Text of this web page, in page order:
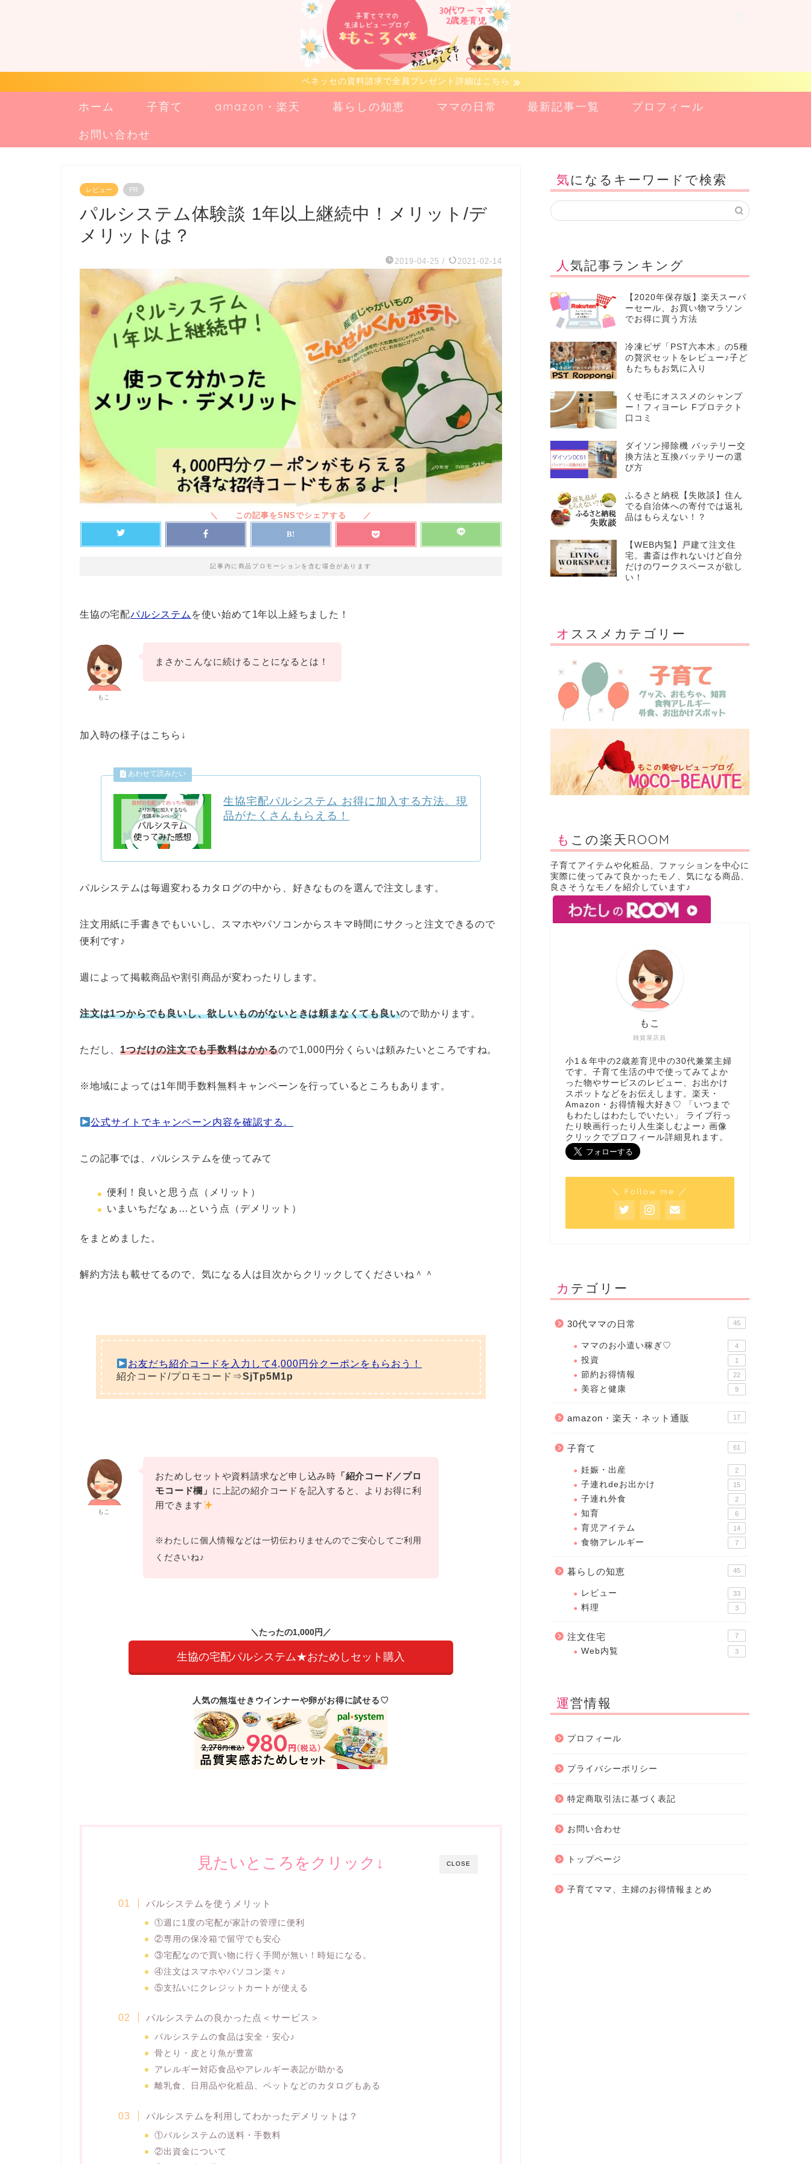
ベネッセの資料請求で全員プレゼント詳細はこちら
ホーム 子育て amazon・楽天 暮らしの知恵 ママの日常 最新記事一覧
プロフィール
お問い合わせ
レビュー PR
パルシステム体験談 1年以上継続中！メリット/デ
メリットは？
2019-04-25 / 2021-02-14
記事内に商品プロモーションを含む場合があります
生協の宅配パルシステム を使い始めて1年以上経ちました！
もこ
まさかこんなに続けることになるとは！
加入時の様子はこちら↓
生協宅配パルシステム お得に加入する方法。現
品がたくさんもらえる！
パルシステムは毎週変わるカタログの中から、好きなものを選んで注文します。
注文用紙に手書きでもいいし、スマホやパソコンからスキマ時間にサクっと注文できるので
便利です♪
週によって掲載商品や割引商品が変わったりします。
注文は1つからでも良いし、欲しいものがないときは頼まなくても良いので助かります。
ただし、1つだけの注文でも手数料はかかるので1,000円分くらいは頼みたいところですね。
※地域によっては1年間手数料無料キャンペーンを行っているところもあります。
公式サイトでキャンペーン内容を確認する。
この記事では、パルシステムを使ってみて
便利！良いと思う点（メリット）
いまいちだなぁ…という点（デメリット）
をまとめました。
解約方法も載せてるので、気になる人は目次からクリックしてくださいね＾＾
お友だち紹介コードを入力して4,000円分クーポンをもらおう！
紹介コード/プロモコード⇒SjTp5M1p
もこ
おためしセットや資料請求など申し込み時 「紹介コード／プロ
モコード欄」 に上記の紹介コードを記入すると、よりお得に利
用できます
※わたしに個人情報などは一切伝わりませんのでご安心してご利用
くださいね♪
＼たったの1,000円／
生協の宅配パルシステム★おためしセット購入
人気の無塩せきウインナーや卵がお得に試せる♡
CLOSE
見たいところをクリック↓
パルシステムを使うメリット
①週に1度の宅配が家計の管理に便利
②専用の保冷箱で留守でも安心
③宅配なので買い物に行く手間が無い！時短になる。
④注文はスマホやパソコン楽々♪
⑤支払いにクレジットカートが使える
パルシステムの良かった点＜サービス＞
パルシステムの食品は安全・安心♪
骨とり・皮とり魚が豊富
アレルギー対応食品やアレルギー表記が助かる
離乳食、日用品や化粧品、ペットなどのカタログもある
パルシステムを利用してわかったデメリットは？
①パルシステムの送料・手数料
②出資金について
気になるキーワードで検索
人気記事ランキング
【2020年保存版】楽天スーパ
ーセール、お買い物マラソン
でお得に買う方法
冷凍ピザ「PST六本木」の5種
の贅沢セットをレビュー♪子ど
もたちもお気に入り
くせ毛にオススメのシャンプ
ー！フィヨーレ Fプロテクト
口コミ
ダイソン掃除機 バッテリー交
換方法と互換バッテリーの選
び方
ふるさと納税【失敗談】住ん
でる自治体への寄付では返礼
品はもらえない！？
【WEB内覧】戸建て注文住
宅。書斎は作れないけど自分
だけのワークスペースが欲し
い！
オススメカテゴリー
もこの楽天ROOM
子育てアイテムや化粧品、ファッションを中心に
実際に使ってみて良かったモノ、気になる商品、
良さそうなモノを紹介しています♪
雑貨屋店員
もこ
小1＆年中の2歳差育児中の30代兼業主婦
です。子育て生活の中で使ってみてよか
った物やサービスのレビュー、お出かけ
スポットなどをお伝えします。楽天・
Amazon・お得情報大好き♡ 「いつまで
もわたしはわたしでいたい」 ライブ行っ
たり映画行ったり人生楽しむよー♪ 画像
クリックでプロフィール詳細見れます。
＼ Follow me ／
カテゴリー
30代ママの日常 45
ママのお小遣い稼ぎ♡ 4
投資 1
節約お得情報 22
美容と健康 9
amazon・楽天・ネット通販 17
子育て 61
妊娠・出産 2
子連れdeお出かけ 15
子連れ外食 2
知育 6
育児アイテム 14
食物アレルギー 7
暮らしの知恵 45
レビュー 33
料理 3
注文住宅 7
Web内覧 3
運営情報
プロフィール
プライバシーポリシー
特定商取引法に基づく表記
お問い合わせ
トップページ
子育てママ、主婦のお得情報まとめ